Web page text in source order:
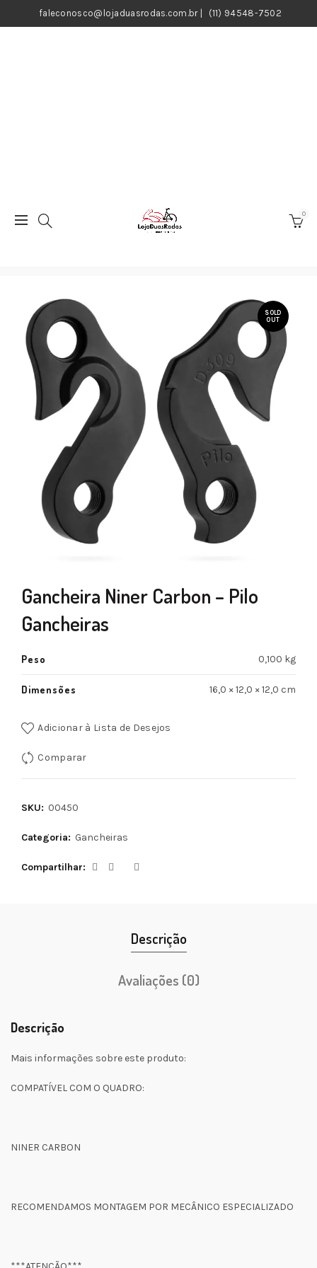
faleconosco@lojaduasrodas.com.br| (11) 94548-7502
0
SOLD
OUT
Gancheira Niner Carbon – Pilo
Gancheiras
Peso 0,100 kg
Dimensões 16,0 × 12,0 × 12,0 cm
Adicionar à Lista de Desejos
Comparar
SKU: 00450
Categoria: Gancheiras
Compartilhar
Descrição
Avaliações (0)
Descrição
Mais informações sobre este produto:
COMPATÍVEL COM O QUADRO:
NINER CARBON
RECOMENDAMOS MONTAGEM POR MECÂNICO ESPECIALIZADO